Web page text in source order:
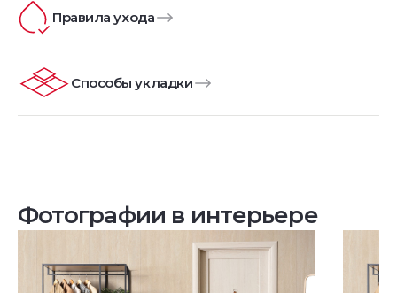
Правила ухода
Способы укладки
Фотографии в интерьере